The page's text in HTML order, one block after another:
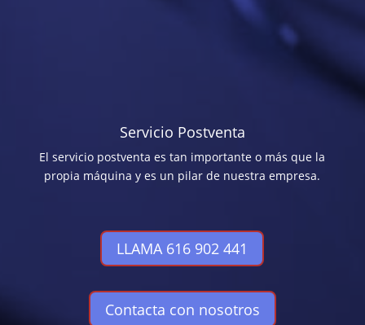
Servicio Postventa
El servicio postventa es tan importante o más que la
propia máquina y es un pilar de nuestra empresa.
LLAMA 616 902 441
Contacta con nosotros